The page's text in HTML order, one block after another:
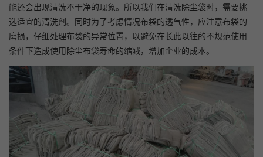
能还会出现清洗不干净的现象。所以我们在清洗除尘袋时，需要挑
选适宜的清洗剂。同时为了考虑情况布袋的透气性，应注意布袋的
磨损，仔细处理布袋的异常位置，以避免在长此以往的不规范使用
条件下造成使用除尘布袋寿命的缩减，增加企业的成本。